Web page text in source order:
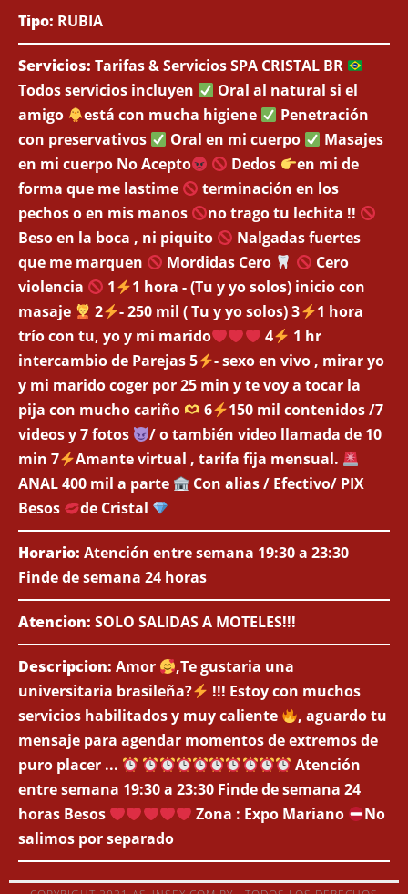
Tipo: RUBIA
Servicios: Tarifas & Servicios SPA CRISTAL BR
Todos servicios incluyen
Oral al natural si el
amigo
está con mucha higiene
Penetración
con preservativos
Oral en mi cuerpo
Masajes
en mi cuerpo No Acepto
Dedos
en mi de
forma que me lastime
terminación en los
pechos o en mis manos
no trago tu lechita !!
Beso en la boca , ni piquito
Nalgadas fuertes
que me marquen
Mordidas Cero
Cero
violencia
1
1 hora - (Tu y yo solos) inicio con
masaje
2 - 250 mil ( Tu y yo solos) 3
1 hora
trío con tu, yo y mi marido
4
1 hr
intercambio de Parejas 5
- sexo en vivo , mirar yo
y mi marido coger por 25 min y te voy a tocar la
pija con mucho cariño
6
150 mil contenidos /7
videos y 7 fotos
/ o también video llamada de 10
min 7
Amante virtual , tarifa fija mensual.
ANAL 400 mil a parte
Con alias / Efectivo/ PIX
Besos
de Cristal
Horario: Atención entre semana 19:30 a 23:30
Finde de semana 24 horas
Atencion: SOLO SALIDAS A MOTELES!!!
Descripcion: Amor
,Te gustaria una
universitaria brasileña?
!!! Estoy con muchos
servicios habilitados y muy caliente
, aguardo tu
mensaje para agendar momentos de extremos de
puro placer ...
Atención
entre semana 19:30 a 23:30 Finde de semana 24
horas Besos
Zona : Expo Mariano
No
salimos por separado